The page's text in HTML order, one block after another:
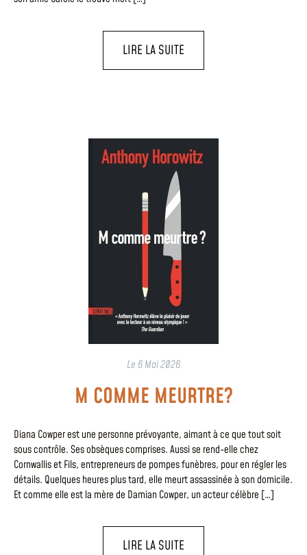
LIRE LA SUITE
Le 6 Mai 2026
M COMME MEURTRE?
Diana Cowper est une personne prévoyante, aimant à ce que tout soit
sous contrôle. Ses obsèques comprises. Aussi se rend-elle chez
Cornwallis et Fils, entrepreneurs de pompes funèbres, pour en régler les
détails. Quelques heures plus tard, elle meurt assassinée à son domicile.
Et comme elle est la mère de Damian Cowper, un acteur célèbre […]
LIRE LA SUITE